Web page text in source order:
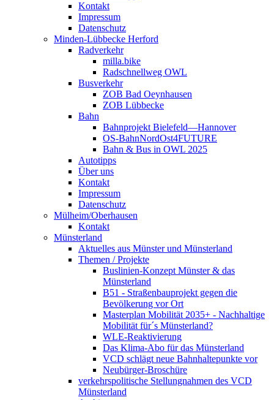
Kontakt
Impressum
Datenschutz
Minden-Lübbecke Herford
Radverkehr
milla.bike
Radschnellweg OWL
Busverkehr
ZOB Bad Oeynhausen
ZOB Lübbecke
Bahn
Bahnprojekt Bielefeld—Hannover
OS-BahnNordOst4FUTURE
Bahn & Bus in OWL 2025
Autotipps
Über uns
Kontakt
Impressum
Datenschutz
Mülheim/Oberhausen
Kontakt
Münsterland
Aktuelles aus Münster und Münsterland
Themen / Projekte
Buslinien-Konzept Münster & das
Münsterland
B51 - Straßenbauprojekt gegen die
Bevölkerung vor Ort
Masterplan Mobilität 2035+ - Nachhaltige
Mobilität für´s Münsterland?
WLE-Reaktivierung
Das Klima-Abo für das Münsterland
VCD schlägt neue Bahnhaltepunkte vor
Neubürger-Broschüre
verkehrspolitische Stellungnahmen des VCD
Münsterland